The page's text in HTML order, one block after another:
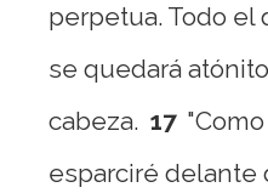
perpetua. Todo el
se quedará
cabeza. 17
esparciré delante